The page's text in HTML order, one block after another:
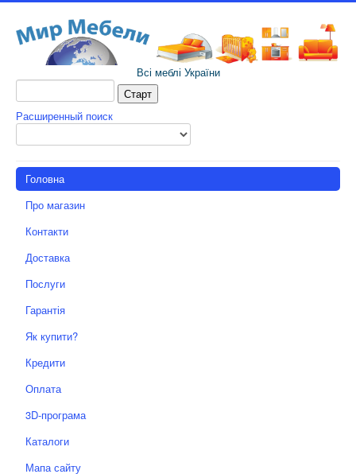
Всі меблі України
Расширенный поиск
Головна
Про магазин
Контакти
Доставка
Послуги
Гарантія
Як купити?
Кредити
Оплата
3D-програма
Каталоги
Мапа сайту